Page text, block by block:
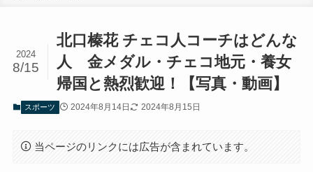
北口榛花 チェコ人コーチはどんな
人 金メダル・チェコ地元・養女
帰国と熱烈歓迎！【写真・動画】
2024
8/15
スポーツ 2024年8月14日 2024年8月15日
当ページのリンクには広告が含まれています。